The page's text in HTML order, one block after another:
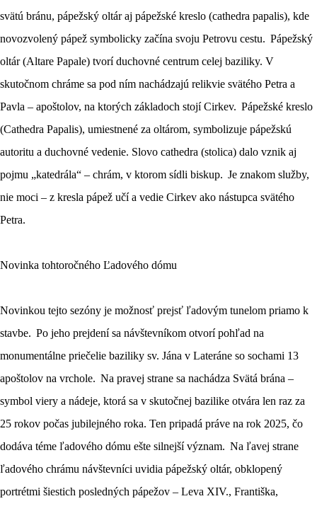
svätú bránu, pápežský oltár aj pápežské kreslo (cathedra papalis), kde
novozvolený pápež symbolicky začína svoju Petrovu cestu. Pápežský
oltár (Altare Papale) tvorí duchovné centrum celej baziliky. V
skutočnom chráme sa pod ním nachádzajú relikvie svätého Petra a
Pavla – apoštolov, na ktorých základoch stojí Cirkev. Pápežské kreslo
(Cathedra Papalis), umiestnené za oltárom, symbolizuje pápežskú
autoritu a duchovné vedenie. Slovo cathedra (stolica) dalo vznik aj
pojmu „katedrála“ – chrám, v ktorom sídli biskup. Je znakom služby,
nie moci – z kresla pápež učí a vedie Cirkev ako nástupca svätého
Petra.
Novinka tohtoročného Ľadového dómu
Novinkou tejto sezóny je možnosť prejsť ľadovým tunelom priamo k
stavbe. Po jeho prejdení sa návštevníkom otvorí pohľad na
monumentálne priečelie baziliky sv. Jána v Lateráne so sochami 13
apoštolov na vrchole. Na pravej strane sa nachádza Svätá brána –
symbol viery a nádeje, ktorá sa v skutočnej bazilike otvára len raz za
25 rokov počas jubilejného roka. Ten pripadá práve na rok 2025, čo
dodáva téme ľadového dómu ešte silnejší význam. Na ľavej strane
ľadového chrámu návštevníci uvidia pápežský oltár, obklopený
portrétmi šiestich posledných pápežov – Leva XIV., Františka,